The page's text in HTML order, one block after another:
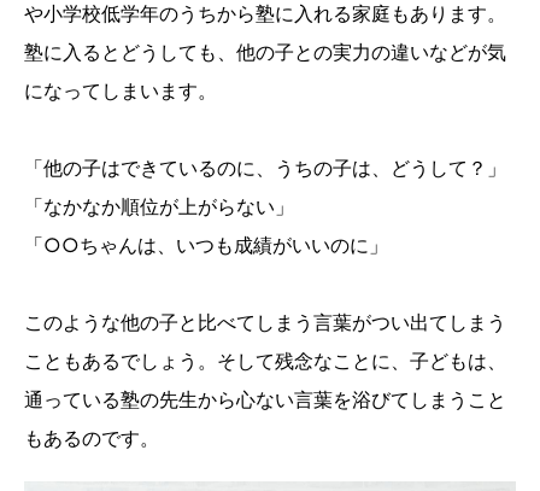
や小学校低学年のうちから塾に入れる家庭もあります。
塾に入るとどうしても、他の子との実力の違いなどが気
になってしまいます。
「他の子はできているのに、うちの子は、どうして？」
「なかなか順位が上がらない」
「○○ちゃんは、いつも成績がいいのに」
このような他の子と比べてしまう言葉がつい出てしまう
こともあるでしょう。そして残念なことに、子どもは、
通っている塾の先生から心ない言葉を浴びてしまうこと
もあるのです。